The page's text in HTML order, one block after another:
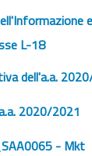
L-18
dell'a.a.
2020/2021
- Mkt